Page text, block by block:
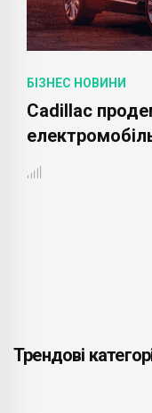
БІЗНЕС НОВИНИ
Cadillac
Трендові